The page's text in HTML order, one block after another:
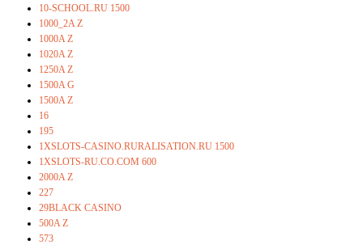
10-SCHOOL.RU 1500
1000_2A Z
1000A Z
1020A Z
1250A Z
1500A G
1500A Z
16
195
1XSLOTS-CASINO.RURALISATION.RU 1500
1XSLOTS-RU.CO.COM 600
2000A Z
227
29BLACK CASINO
500A Z
573